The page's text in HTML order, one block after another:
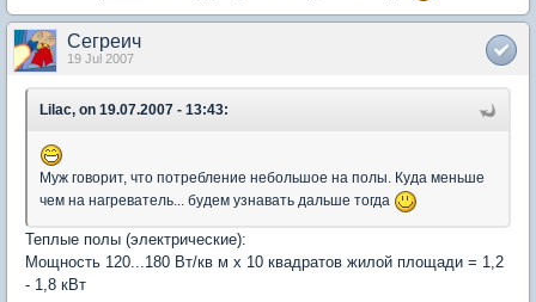
Сегреич
19 Jul 2007
Lilac, on 19.07.2007 - 13:43:
Муж говорит, что потребление небольшое на полы. Куда меньше
чем на нагреватель... будем узнавать дальше тогда
Теплые полы (электрические):
Мощность 120...180 Вт/кв м x 10 квадратов жилой площади = 1,2
- 1,8 кВт